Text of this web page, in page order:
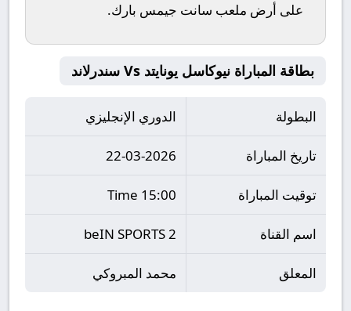
على أرض ملعب سانت جيمس بارك.
بطاقة المباراة نيوكاسل يونايتد Vs سندرلاند
البطولة الدوري الإنجليزي
تاريخ المباراة 22-03-2026
توقيت المباراة 15:00 Time
اسم القناة beIN SPORTS 2
المعلق محمد المبروكي